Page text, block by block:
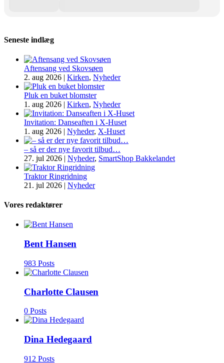
Seneste indlæg
Aftensang ved Skovsøen
2. aug 2026 | Kirken, Nyheder
Pluk en buket blomster
1. aug 2026 | Kirken, Nyheder
Invitation: Danseaften i X-Huset
1. aug 2026 | Nyheder, X-Huset
– så er der nye favorit tilbud…
27. jul 2026 | Nyheder, SmartShop Bakkelandet
Traktor Ringridning
21. jul 2026 | Nyheder
Vores redaktører
Bent Hansen
983 Posts
Charlotte Clausen
0 Posts
Dina Hedegaard
912 Posts